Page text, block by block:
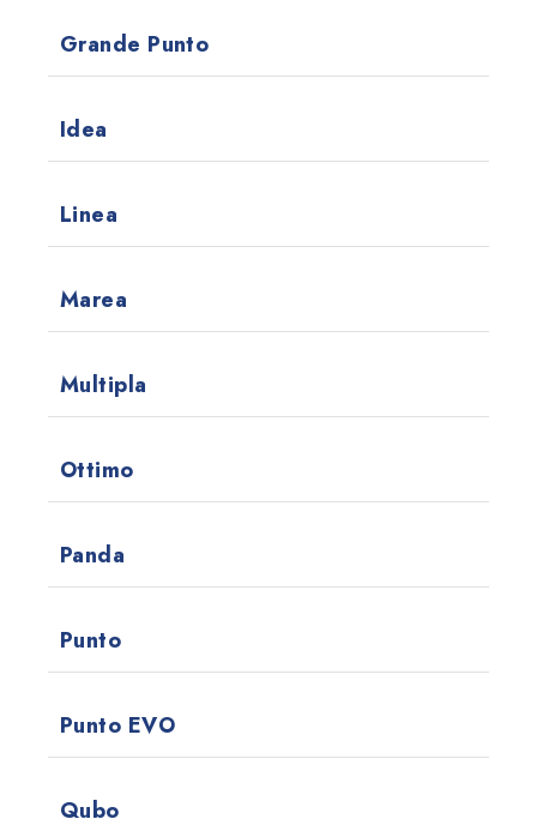
Grande Punto
Idea
Linea
Marea
Multipla
Ottimo
Panda
Punto
Punto EVO
Qubo